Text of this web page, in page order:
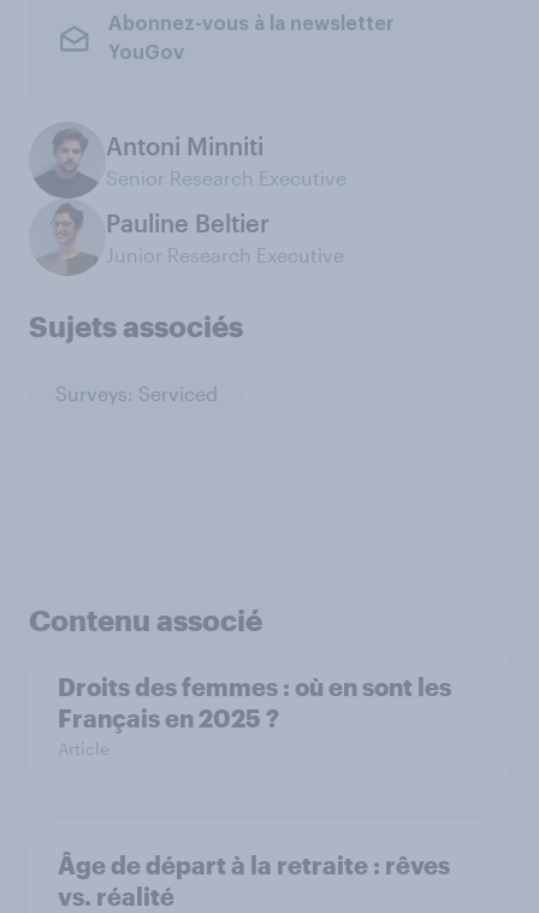
Abonnez-vous à la newsletter
YouGov
Antoni Minniti
Senior Research Executive
Pauline Beltier
Junior Research Executive
Sujets associés
Surveys: Serviced
Contenu associé
Droits des femmes : où en sont les
Français en 2025 ?
Article
Âge de départ à la retraite : rêves
vs. réalité